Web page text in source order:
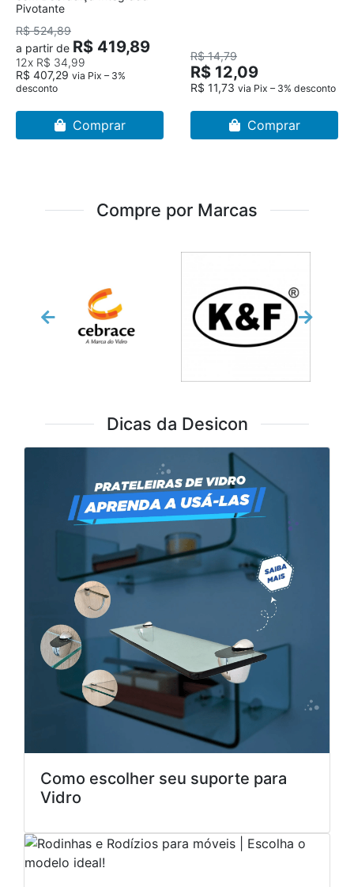
Pivotante
R$ 524,89
a partir de R$ 419,89
12x R$ 34,99
R$ 407,29 via Pix – 3%
desconto
Comprar
R$ 14,79
R$ 12,09
R$ 11,73 via Pix – 3% desconto
Comprar
Compre por Marcas
Dicas da Desicon
Como escolher seu suporte para
Vidro